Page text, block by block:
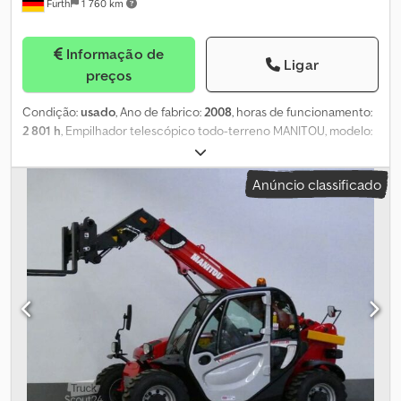
(MUNDIAL) / PARA EXPORTAÇÃO, APENAS O VALOR LÍQUIDO DEVE
Fürth 1 760 km
Informação de
preços
Ligar
Condição:usado, Ano de fabrico:2008, horas de funcionamento:
2 801 h, Empilhador telescópico todo-terreno MANITOU, modelo:
MT 1235 S Série 3-E3 - 4x4x4, primeiro uso: 2009. CAPACIDADE DE
ELEVAÇÃO: 3.500 kg, ALTURA DE ELEVAÇÃO: 12,00 m. GARFOS
LONGOS (comprimento do garfo: 1.200 mm / largura de encaixe:
1.100 mm) – PROTETOR DE CARGA, HIDRÁULICA ADICIONAL,
SISTEMA DE TROCA RÁPIDA, motor diesel PERKINS de 4 cilindros
(modelo: 2978/2200 - 95,20 cv / 70,00 kW), TRAÇÃO INTEGRAL
(4WD) e DIREÇÃO EM TODAS AS RODAS (4x4x4) – DIREÇÃO EM
DESLOCAMENTO LATERAL (modo caranguejo), estabilizadores
hidráulicos (2x), SISTEMA DE ALERTA DE SOBRECARGA, cabine
ampla com vidros coloridos, CPB, assento de conforto, ROPS /
FOPS, engate de reboque, FARÓIS DE TRABALHO
(dianteiro/traseiro), iluminação rodoviária, GIROFLEX / ALARME
SONORO, espelhos retrovisores (2x), limpadores de para-brisa (2x),
aquecimento / ventilação, ganchos de fixação e transporte.
Anúncio classificado